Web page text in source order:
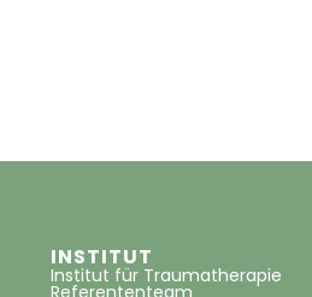
INSTITUT
Institut für Traumatherapie
Referententeam